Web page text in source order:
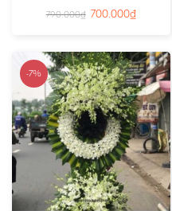
790.000₫ 700.000₫
-7%